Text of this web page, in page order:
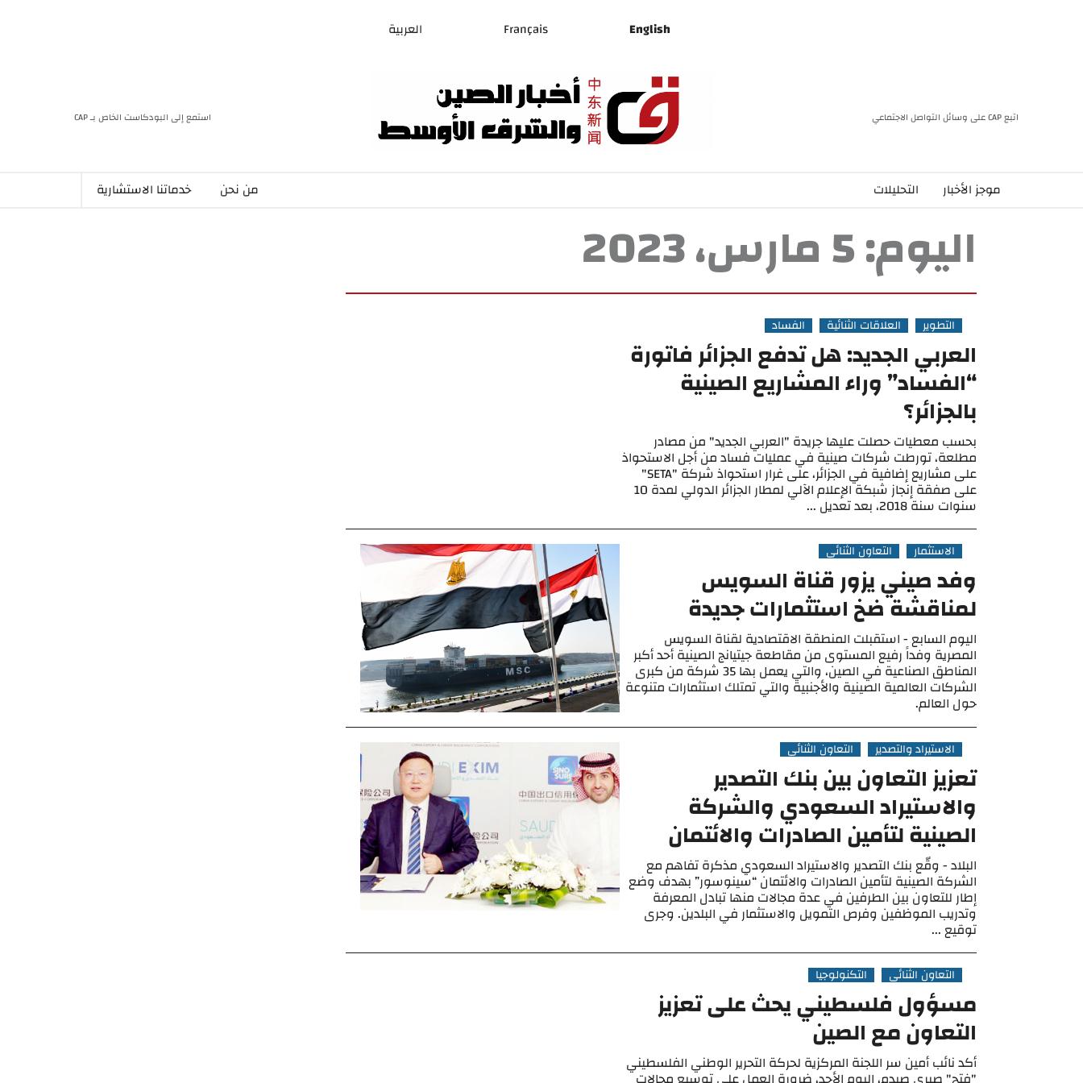
English
Français العربية
اتبع CAP على وسائل التواصل الاجتماعي استمع إلى البودكاست الخاص بـ CAP
موجز الأخبار التحليلات من نحن خدماتنا الاستشارية
اليوم:5 مارس، 2023
التطوير العلاقات الثنائية الفساد
العربي الجديد: هل تدفع الجزائر فاتورة
“الفساد” وراء المشاريع الصينية
بالجزائر؟
بحسب معطيات حصلت عليها جريدة "العربي الجديد" من مصادر
مطلعة، تورطت شركات صينية في عمليات فساد من أجل الاستحواذ
على مشاريع إضافية في الجزائر، على غرار استحواذ شركة "SETA"
على صفقة إنجاز شبكة الإعلام الآلي لمطار الجزائر الدولي لمدة 10
سنوات سنة 2018، بعد تعديل ...
الاستثمار التعاون الثنائي
وفد صيني يزور قناة السويس
لمناقشة ضخ استثمارات جديدة
اليوم السابع - استقبلت المنطقة الاقتصادية لقناة السويس
المصرية وفداً رفيع المستوى من مقاطعة جيتيانج الصينية أحد أكبر
المناطق الصناعية في الصين، والتي يعمل بها 35 شركة من كبرى
الشركات العالمية الصينية والأجنبية والتي تمتلك استثمارات متنوعة
حول العالم.
الاستيراد والتصدير التعاون الثنائي
تعزيز التعاون بين بنك التصدير
والاستيراد السعودي والشركة
الصينية لتأمين الصادرات والائتمان
البلاد - وقّع بنك التصدير والاستيراد السعودي مذكرة تفاهم مع
الشركة الصينية لتأمين الصادرات والائتمان “سينوسور” بهدف وضع
إطار للتعاون بين الطرفين في عدة مجالات منها تبادل المعرفة
وتدريب الموظفين وفرص التمويل والاستثمار في البلدين. وجرى
توقيع ...
التعاون الثنائي التكنولوجيا
مسؤول فلسطيني يحث على تعزيز
التعاون مع الصين
أكد نائب أمين سر اللجنة المركزية لحركة التحرير الوطني الفلسطيني